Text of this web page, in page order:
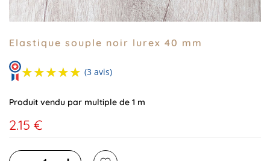
Elastique souple noir lurex 40 mm
★★★★★
★★★★★ (3 avis)
Produit vendu par multiple de 1 m
2.15 €